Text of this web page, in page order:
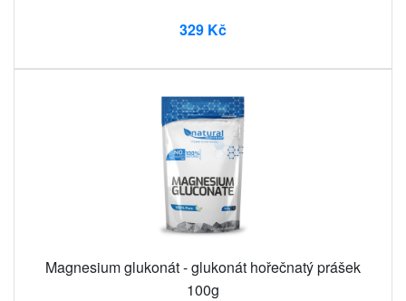
329 Kč
Magnesium glukonát - glukonát hořečnatý prášek
100g